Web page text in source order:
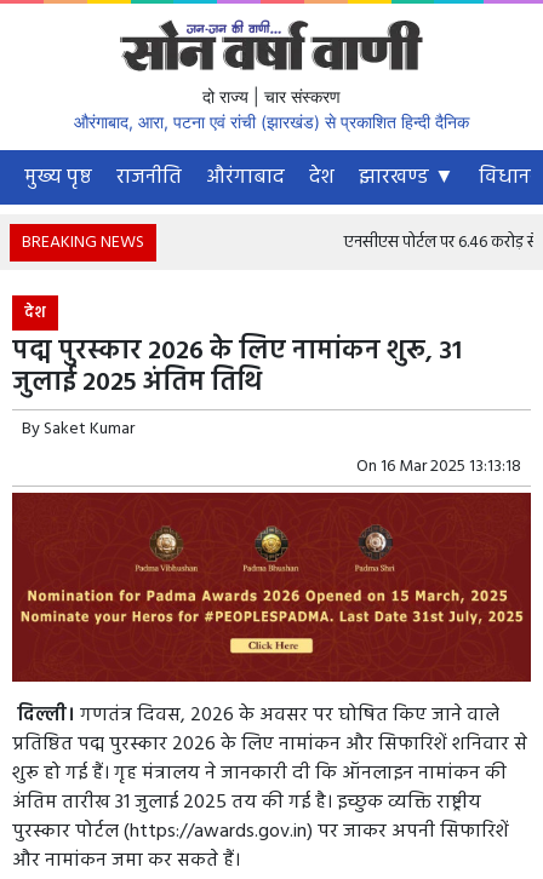
दो राज्य | चार संस्करण
औरंगाबाद, आरा, पटना एवं रांची (झारखंड) से प्रकाशित हिन्दी दैनिक
मुख्य पृष्ठ राजनीति औरंगाबाद देश झारखण्ड ▼
BREAKING NEWS एनसीएस पोर्टल पर 6.46 करोड़ से
देश
पद्म पुरस्कार 2026 के लिए नामांकन शुरू, 31
जुलाई 2025 अंतिम तिथि
BySaket Kumar
On16 Mar 2025 13:13:18
दिल्ली। गणतंत्र दिवस, 2026 के अवसर पर घोषित किए जाने वाले
प्रतिष्ठित पद्म पुरस्कार 2026 के लिए नामांकन और सिफारिशें शनिवार से
शुरू हो गई हैं। गृह मंत्रालय ने जानकारी दी कि ऑनलाइन नामांकन की
अंतिम तारीख 31 जुलाई 2025 तय की गई है। इच्छुक व्यक्ति राष्ट्रीय
पुरस्कार पोर्टल (https://awards.gov.in) पर जाकर अपनी सिफारिशें
और नामांकन जमा कर सकते हैं।